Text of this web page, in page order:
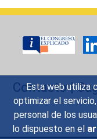
Esta web utiliza
optimizar el
personal de los
lo dispuesto en el
Contacto|